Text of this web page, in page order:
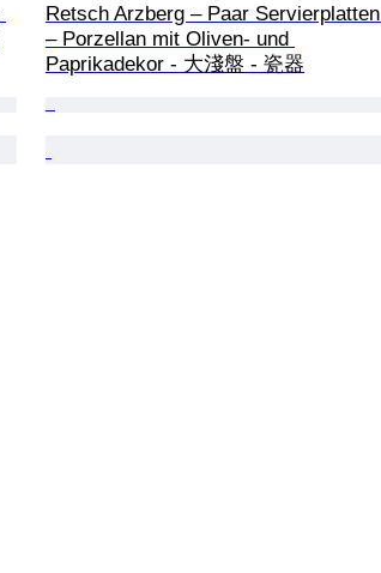
Retsch Arzberg – Paar Servierplatten
– Porzellan mit Oliven- und
Paprikadekor - 大淺盤 - 瓷器